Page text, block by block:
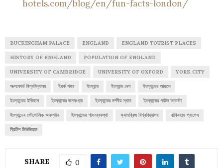
hotels.com/blog/en/fun-facts-london/
BUCKINGHAM PALACE ENGLAND ENGLAND TOURIST PLACES
HISTORY OF ENGLAND POPULATION OF ENGLAND
UNIVERSITY OF CAMBRIDGE UNIVERSITY OF OXFORD YORK CITY
অক্সফোর্ড বিশ্ববিদ্যালয় ইয়র্ক শহর ইংল্যান্ড ইংল্যান্ড দেশ ইংল্যান্ডের আয়তন
ইংল্যান্ডের ইতিহাস ইংল্যান্ডের জনসংখ্যা ইংল্যান্ডের দর্শনীয় স্থান ইংল্যান্ডের পর্যটন আকর্ষণ
ইংল্যান্ডের ভৌগোলিক অবস্থান ইংল্যান্ডের শাসনব্যবস্থা ক্যামব্রিজ বিশ্ববিদ্যালয় বাকিংহাম প্যালেস
ব্রিটিশ মিউজিয়াম
SHARE 0